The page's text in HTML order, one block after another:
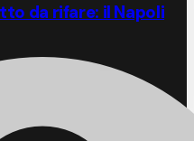
da rifare: il Napoli